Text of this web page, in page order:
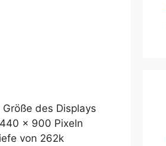
des Displays
x 900 Pixeln
von 262k